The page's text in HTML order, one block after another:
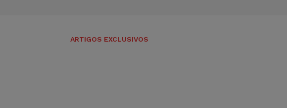
ARTIGOS EXCLUSIVOS